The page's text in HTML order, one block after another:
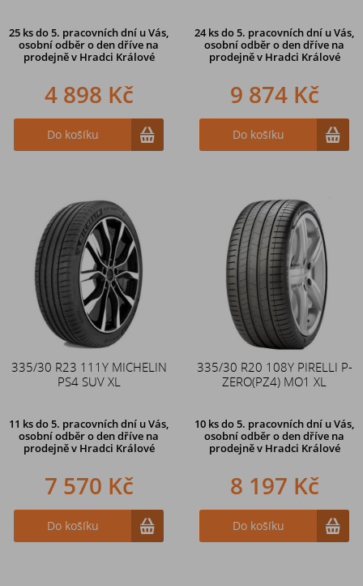
25 ksdo 5. pracovních dní u Vás,
osobní odběr o den dříve na
prodejněv Hradci Králové
4 898 Kč
Do košíku
24 ksdo 5. pracovních dní u Vás,
osobní odběr o den dříve na
prodejněv Hradci Králové
9 874 Kč
Do košíku
335/30 R23 111Y MICHELIN
PS4 SUV XL
11 ksdo 5. pracovních dní u Vás,
osobní odběr o den dříve na
prodejněv Hradci Králové
7 570 Kč
Do košíku
335/30 R20 108Y PIRELLI P-
ZERO(PZ4) MO1 XL
10 ksdo 5. pracovních dní u Vás,
osobní odběr o den dříve na
prodejněv Hradci Králové
8 197 Kč
Do košíku